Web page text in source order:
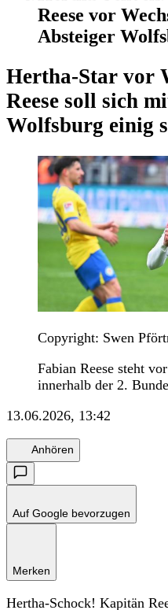
Reese vor
Absteiger
Hertha-Star vor
Reese soll sich
Wolfsburg einig
Copyright: Swen
Fabian Reese steht
innerhalb der 2.
13.06.2026, 13:42
Anhören
Auf Google bevorzugen
Merken
Hertha-Schock! Kapitän